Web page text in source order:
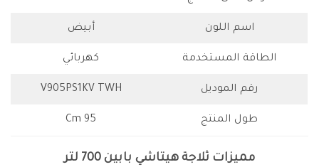
اسم اللون أبيض
الطاقة المستخدمة كهربائي
رقم الموديل V905PS1KV TWH
طول المنتج 95 Cm
مميزات ثلاجة هيتاشي بابين 700 لتر